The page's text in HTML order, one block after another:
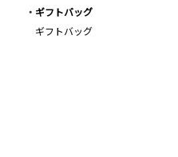
ギフトバッグ
ギフトバッグ